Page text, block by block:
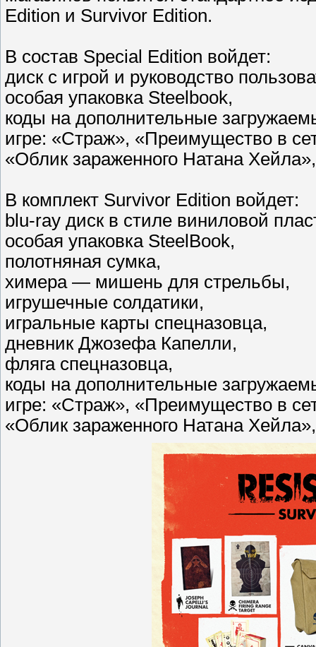
Edition и Survivor Edition.
В состав Special Edition войдет:
диск с игрой и руководство
особая упаковка Steelbook,
коды на дополнительные
игре: «Страж», «Преимущество в
«Облик зараженного Натана
В комплект Survivor Edition войдет:
blu-ray диск в стиле виниловой
особая упаковка SteelBook,
полотняная сумка,
химера — мишень для стрельбы,
игрушечные солдатики,
игральные карты спецназовца,
дневник Джозефа Капелли,
фляга спецназовца,
коды на дополнительные
игре: «Страж», «Преимущество в
«Облик зараженного Натана